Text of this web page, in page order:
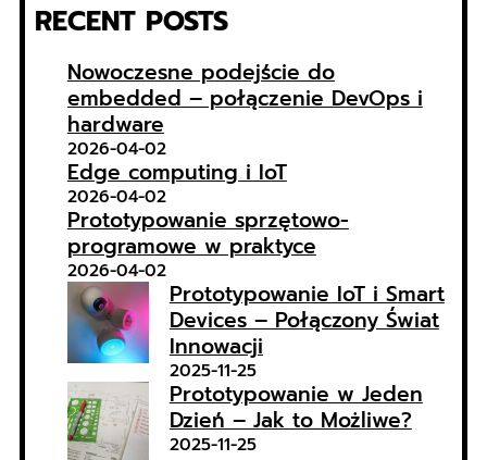
RECENT POSTS
Nowoczesne podejście do
embedded – połączenie DevOps i
hardware
2026-04-02
Edge computing i IoT
2026-04-02
Prototypowanie sprzętowo-
programowe w praktyce
2026-04-02
Prototypowanie IoT i Smart
Devices – Połączony Świat
Innowacji
2025-11-25
Prototypowanie w Jeden
Dzień – Jak to Możliwe?
2025-11-25